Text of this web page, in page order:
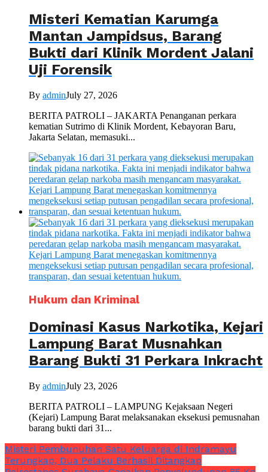
Misteri Kematian Karumga
Mantan Jampidsus, Barang
Bukti dari Klinik Mordent Jalani
Uji Forensik
By adminJuly 27, 2026
BERITA PATROLI – JAKARTA Penanganan perkara
kematian Sutrimo di Klinik Mordent, Kebayoran Baru,
Jakarta Selatan, memasuki...
Hukum dan Kriminal
Dominasi Kasus Narkotika, Kejari
Lampung Barat Musnahkan
Barang Bukti 31 Perkara Inkracht
By adminJuly 23, 2026
BERITA PATROLI – LAMPUNG Kejaksaan Negeri
(Kejari) Lampung Barat melaksanakan eksekusi pemusnahan
barang bukti dari 31...
Misteri Pembunuhan Satu Keluarga di Indramayu
Terungkap, Dua Pelaku Berhasil Ditangkap